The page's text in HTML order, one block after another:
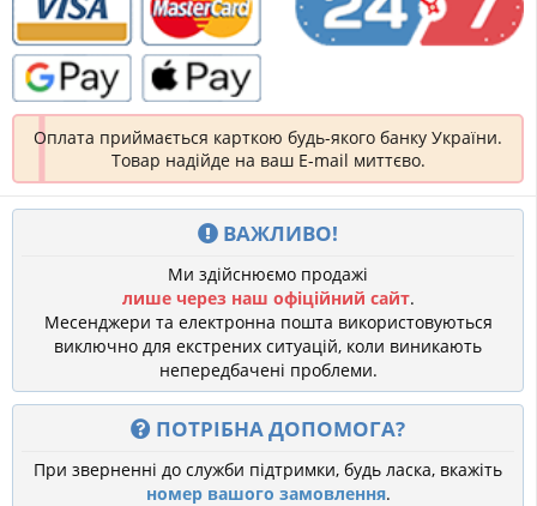
Оплата приймається карткою будь-якого банку України.
Товар надійде на ваш E-mail миттєво.
ВАЖЛИВО!
Ми здійснюємо продажі
лише через наш офіційний сайт.
Месенджери та електронна пошта використовуються
виключно для екстрених ситуацій, коли виникають
непередбачені проблеми.
ПОТРІБНА ДОПОМОГА?
При зверненні до служби підтримки, будь ласка, вкажіть
номер вашого замовлення.